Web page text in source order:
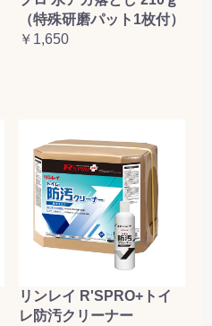
（特殊研磨パット1枚付）
￥1,650
リンレイ R'SPRO+トイ
レ防汚クリーナー